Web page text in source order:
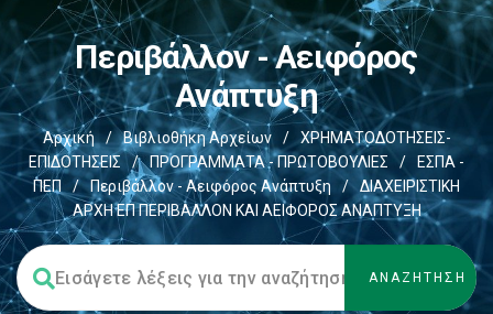
Περιβάλλον - Αειφόρος
Ανάπτυξη
Αρχική / Βιβλιοθήκη Αρχείων /
ΧΡΗΜΑΤΟΔΟΤΗΣΕΙΣ-
ΕΠΙΔΟΤΗΣΕΙΣ
/ ΠΡΟΓΡΑΜΜΑΤΑ - ΠΡΩΤΟΒΟΥΛΙΕΣ /
ΕΣΠΑ -
ΠΕΠ
/ Περιβάλλον - Αειφόρος Ανάπτυξη /
ΔΙΑΧΕΙΡΙΣΤΙΚΗ
ΑΡΧΗ ΕΠ ΠΕΡΙΒΑΛΛΟΝ ΚΑΙ ΑΕΙΦΟΡΟΣ ΑΝΑΠΤΥΞΗ